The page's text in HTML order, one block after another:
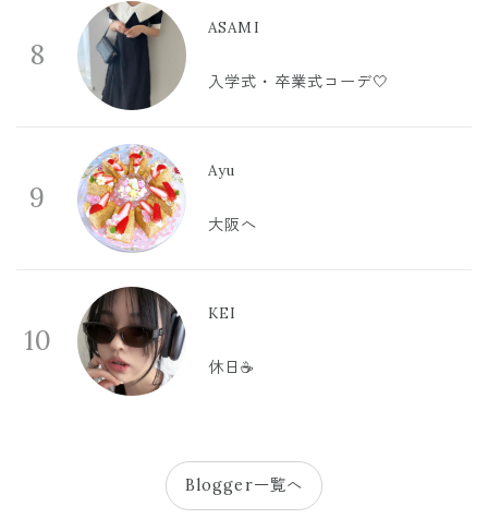
8
ASAMI
入学式・卒業式コーデ🤍
9
Ayu
大阪へ
10
KEI
休日☕️
Blogger一覧へ